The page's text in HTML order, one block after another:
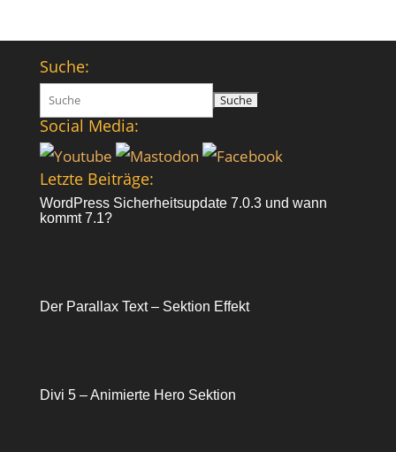
Suche:
Suchen
nach:
Social Media:
Letzte Beiträge:
WordPress Sicherheitsupdate 7.0.3 und wann
kommt 7.1?
Der Parallax Text – Sektion Effekt
Divi 5 – Animierte Hero Sektion